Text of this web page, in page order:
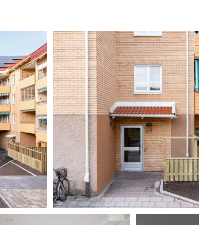
Därför måste mäklaren ställa frågor
Erbjudande LF Bank